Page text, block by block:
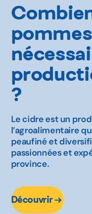
?
Le cidre est un
l’agroalimentaire
peaufiné et
passionnées et
province.
Découvrir